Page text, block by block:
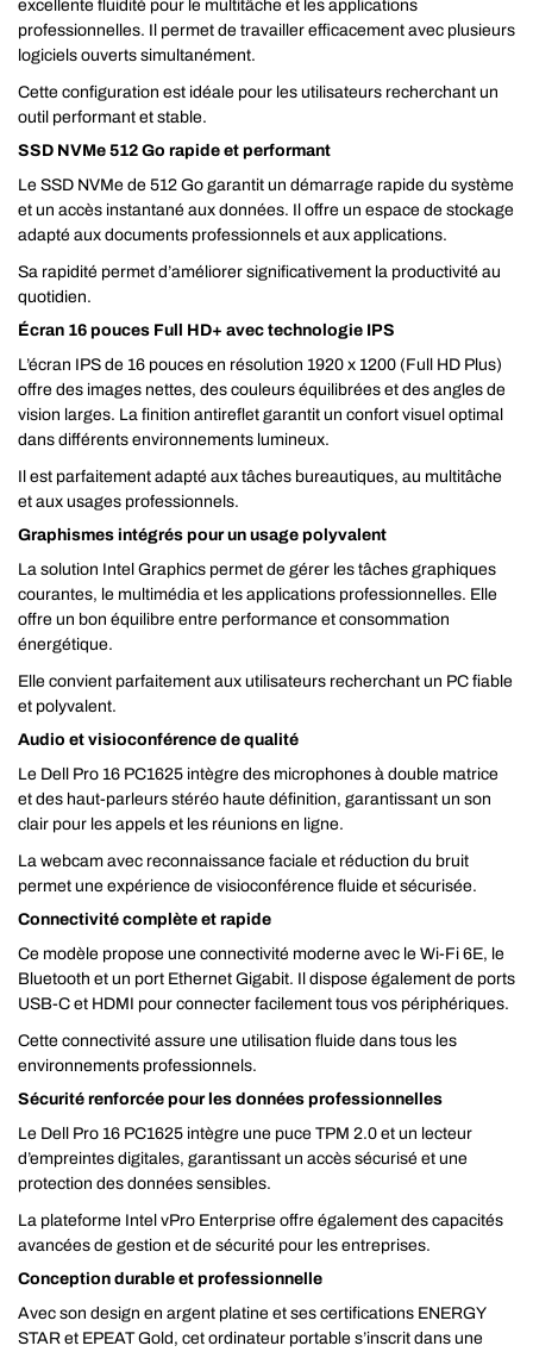
excellente fluidité pour le multitâche et les applications
professionnelles. Il permet de travailler efficacement avec plusieurs
logiciels ouverts simultanément.
Cette configuration est idéale pour les utilisateurs recherchant un
outil performant et stable.
SSD NVMe 512 Go rapide et performant
Le SSD NVMe de 512 Go garantit un démarrage rapide du système
et un accès instantané aux données. Il offre un espace de stockage
adapté aux documents professionnels et aux applications.
Sa rapidité permet d’améliorer significativement la productivité au
quotidien.
Écran 16 pouces Full HD+ avec technologie IPS
L’écran IPS de 16 pouces en résolution 1920 x 1200 (Full HD Plus)
offre des images nettes, des couleurs équilibrées et des angles de
vision larges. La finition antireflet garantit un confort visuel optimal
dans différents environnements lumineux.
Il est parfaitement adapté aux tâches bureautiques, au multitâche
et aux usages professionnels.
Graphismes intégrés pour un usage polyvalent
La solution Intel Graphics permet de gérer les tâches graphiques
courantes, le multimédia et les applications professionnelles. Elle
offre un bon équilibre entre performance et consommation
énergétique.
Elle convient parfaitement aux utilisateurs recherchant un PC fiable
et polyvalent.
Audio et visioconférence de qualité
Le Dell Pro 16 PC1625 intègre des microphones à double matrice
et des haut-parleurs stéréo haute définition, garantissant un son
clair pour les appels et les réunions en ligne.
La webcam avec reconnaissance faciale et réduction du bruit
permet une expérience de visioconférence fluide et sécurisée.
Connectivité complète et rapide
Ce modèle propose une connectivité moderne avec le Wi-Fi 6E, le
Bluetooth et un port Ethernet Gigabit. Il dispose également de ports
USB-C et HDMI pour connecter facilement tous vos périphériques.
Cette connectivité assure une utilisation fluide dans tous les
environnements professionnels.
Sécurité renforcée pour les données professionnelles
Le Dell Pro 16 PC1625 intègre une puce TPM 2.0 et un lecteur
d’empreintes digitales, garantissant un accès sécurisé et une
protection des données sensibles.
La plateforme Intel vPro Enterprise offre également des capacités
avancées de gestion et de sécurité pour les entreprises.
Conception durable et professionnelle
Avec son design en argent platine et ses certifications ENERGY
STAR et EPEAT Gold, cet ordinateur portable s’inscrit dans une